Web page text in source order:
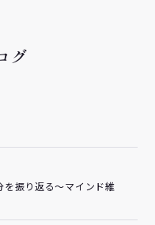
グ
を振り返る～マインド維